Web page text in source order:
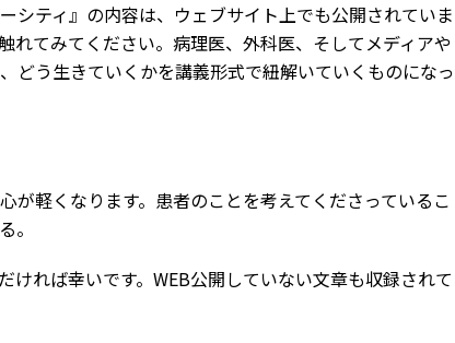
シティ』の内容は、ウェブサイト上でも公開されていま
れてみてください。病理医、外科医、そしてメディアや
どう生きていくかを講義形式で紐解いていくものになっ
軽くなります。患者のことを考えてくださっているこ
。
れば幸いです。WEB公開していない文章も収録されて